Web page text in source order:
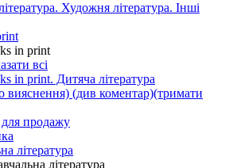
Художня література. Інші
in print
всі
in print. Дитяча література
вияснення) (див коментар)(тримати
продажу
література
література